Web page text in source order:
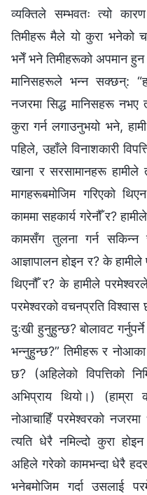
व्यक्तिले सम्भवतः त्यो
तिमीहरू मैले यो कुरा भनेको
भनेँ भने तिमीहरूको अपमान
मानिसहरूले भन्‍न सक्छन्:
नजरमा सिद्ध मानिसहरू नभए
कुरा गर्न लगाउनुभयो भने,
पहिले, उहाँले विनाशकारी
खाना र सरसामानहरू हामीले
मागहरूबमोजिम गरिएको
काममा सहकार्य गरेनौँ र?
कामसँग तुलना गर्न सकिन्‍न
आज्ञापालन होइन र? के हामीले
थिएनौँ र? के हामीले
परमेश्‍वरको वचनप्रति
दुःखी हुनुहुन्छ? बोलावट
भन्‍नुहुन्छ?” तिमीहरू र
छ? (अहिलेको विपत्तिको
अभिप्राय थियो।) (हाम्रा
नोआचाहिँ परमेश्‍वरको
त्यति धेरै नमिल्दो कुरा
अहिले गरेको कामभन्दा धेरै
भनेबमोजिम गर्दा उसलाई